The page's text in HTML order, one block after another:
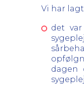
Vi har
det
dagen